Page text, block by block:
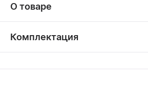
О товаре
Комплектация